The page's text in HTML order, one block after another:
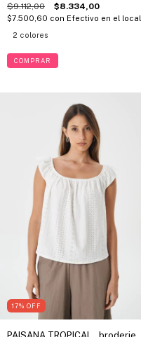
$9.112,00 $8.334,00
$7.500,60 con Efectivo en el local
2 colores
COMPRAR
17% OFF